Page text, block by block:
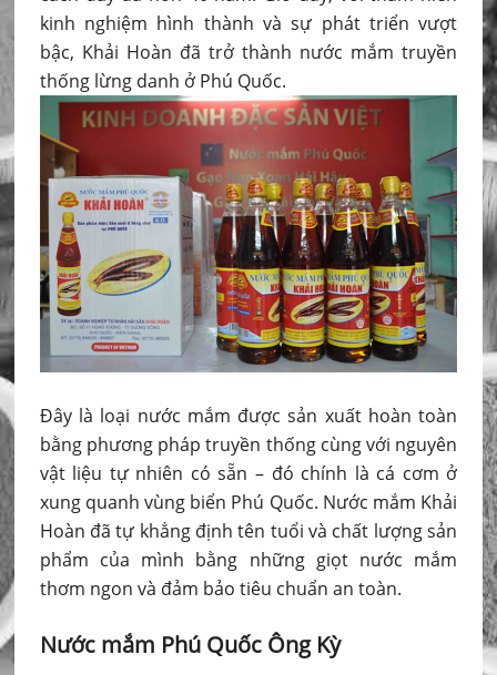
kinh nghiệm hình thành và sự phát triển vượt
bậc, Khải Hoàn đã trở thành nước mắm truyền
thống lừng danh ở Phú Quốc.
Đây là loại nước mắm được sản xuất hoàn toàn
bằng phương pháp truyền thống cùng với nguyên
vật liệu tự nhiên có sẵn – đó chính là cá cơm ở
xung quanh vùng biển Phú Quốc. Nước mắm Khải
Hoàn đã tự khẳng định tên tuổi và chất lượng sản
phẩm của mình bằng những giọt nước mắm
thơm ngon và đảm bảo tiêu chuẩn an toàn.
Nước mắm Phú Quốc Ông Kỳ